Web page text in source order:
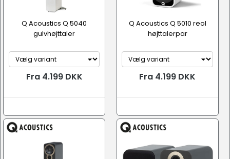
Q Acoustics Q 5040
gulvhøjttaler
Fra 4.199 DKK
Q Acoustics Q 5010 reol
højttalerpar
Fra 4.199 DKK